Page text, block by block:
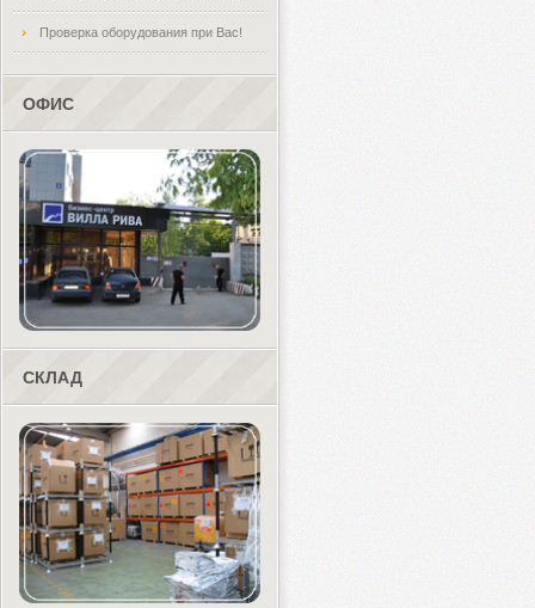
Проверка оборудования при Вас!
ОФИС
СКЛАД